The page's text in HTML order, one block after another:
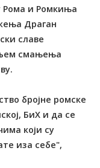
Рома и Ромкиња
Драган
славе
смањења
бројне ромске
БиХ и да се
који су
иза себе",